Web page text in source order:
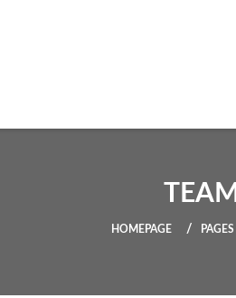
TEAM
HOMEPAGE PAGES